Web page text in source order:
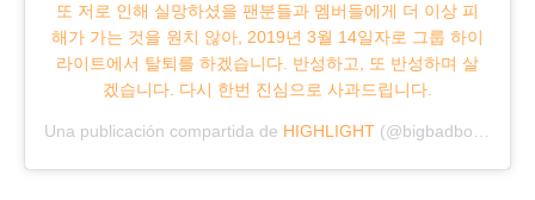
또 저로 인해 실망하셨을 팬분들과 멤버들에게 더 이상 피
해가 가는 것을 원치 않아, 2019년 3월 14일자로 그룹 하이
라이트에서 탈퇴를 하겠습니다. 반성하고, 또 반성하며 살
겠습니다. 다시 한번 진심으로 사과드립니다.
Una publicación compartida de HIGHLIGHT (@bigbadboii) el